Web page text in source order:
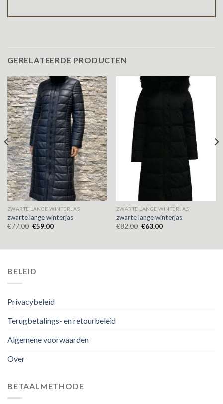
GERELATEERDE PRODUCTEN
ZWARTE LANGE WINTERJAS
zwarte lange winterjas
€77.00 €59.00
ZWARTE LANGE WINTERJAS
zwarte lange winterjas
€82.00 €63.00
BELEID
Privacybeleid
Terugbetalings- en retourbeleid
Algemene voorwaarden
Over
BETAALMETHODE